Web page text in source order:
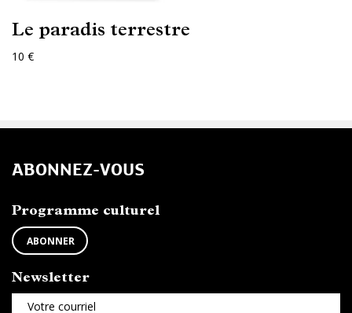
Le paradis terrestre
10 €
ABONNEZ-VOUS
Programme culturel
ABONNER
Newsletter
Votre courriel